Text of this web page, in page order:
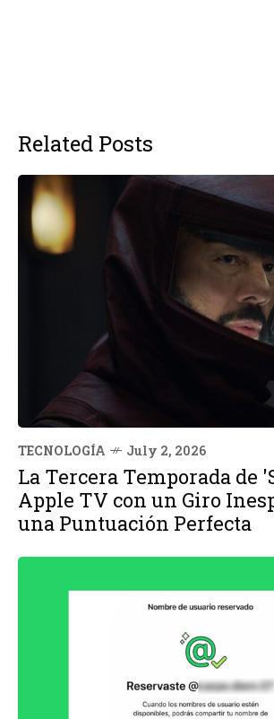
Related Posts
TECNOLOGÍA July 2, 2026
La Tercera Temporada de
Apple TV con un Giro
una Puntuación Perfecta